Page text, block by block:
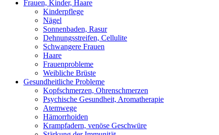
Frauen, Kinder, Haare
Kinderpflege
Nägel
Sonnenbaden, Rasur
Dehnungsstreifen, Cellulite
Schwangere Frauen
Haare
Frauenprobleme
Weibliche Brüste
Gesundheitliche Probleme
Kopfschmerzen, Ohrenschmerzen
Psychische Gesundheit, Aromatherapie
Atemwege
Hämorrhoiden
Krampfadern, venöse Geschwüre